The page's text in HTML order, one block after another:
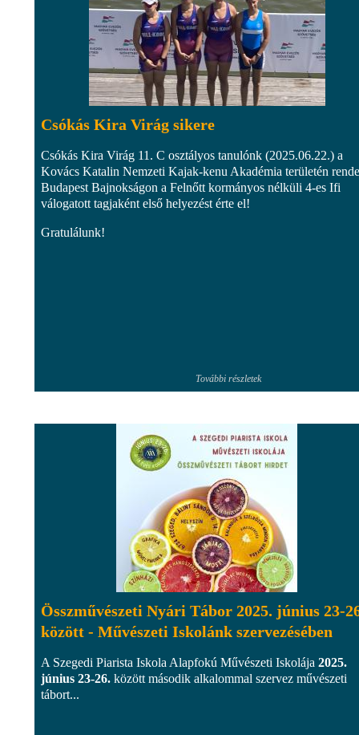
Csókás Kira Virág sikere
Csókás Kira Virág 11. C osztályos tanulónk (2025.06.22.) a
Kovács Katalin Nemzeti Kajak-kenu Akadémia területén
Budapest Bajnokságon a Felnőtt kormányos nélküli 4-es Ifi
válogatott tagjaként első helyezést érte el!
Gratulálunk!
További részletek
Összművészeti Nyári Tábor 2025. június 23-
között - Művészeti Iskolánk szervezésében
A Szegedi Piarista Iskola Alapfokú Művészeti Iskolája 2025.
június 23-26. között második alkalommal szervez művészeti
tábort...